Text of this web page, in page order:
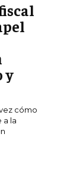
y
cómo
a la